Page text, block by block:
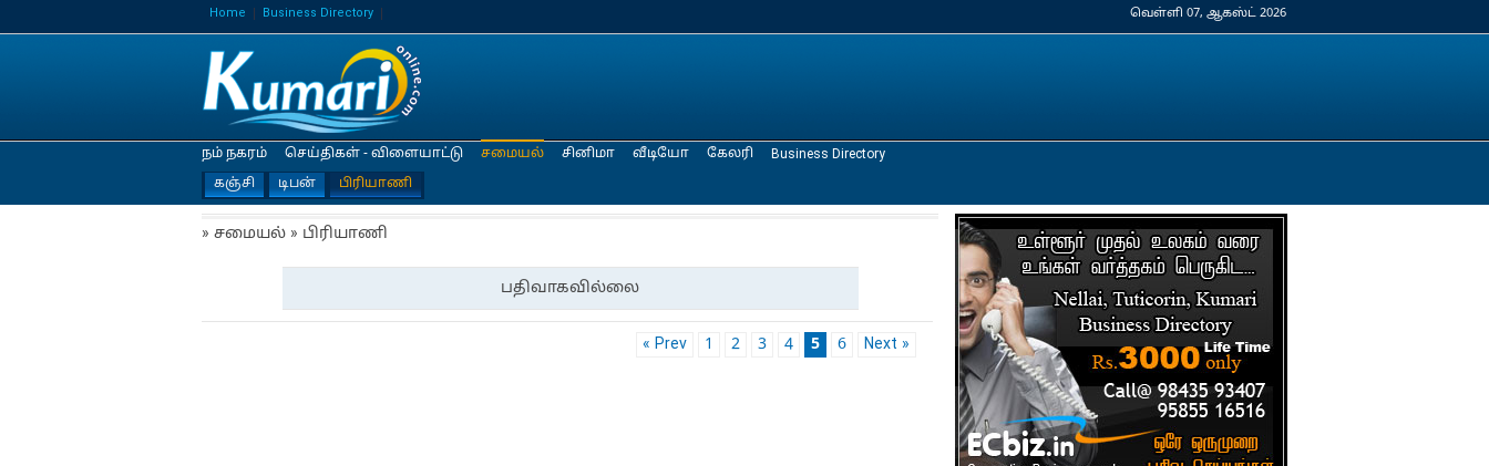
Home Business Directory வெள்ளி 07, ஆகஸ்ட் 2026
நம் நகரம் செய்திகள் - விளையாட்டு
சமையல்
கஞ்சி
டிபன் பிரியாணி
சினிமா வீடியோ கேலரி Business Directory
» சமையல் » பிரியாணி
பதிவாகவில்லை
« Prev 1 2 3 4 5 6 Next »